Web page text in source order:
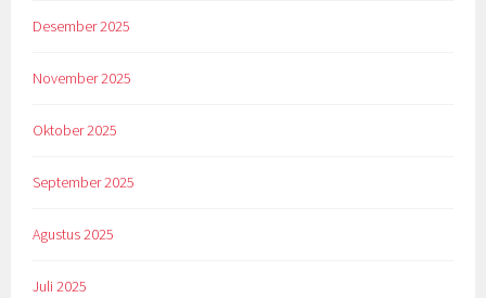
Desember 2025
November 2025
Oktober 2025
September 2025
Agustus 2025
Juli 2025